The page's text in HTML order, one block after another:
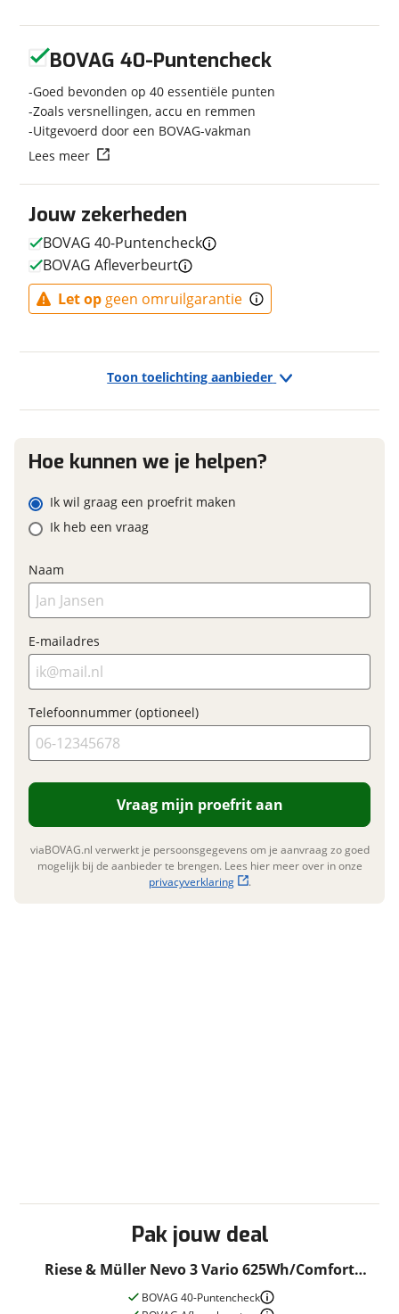
Techniek
Transmissie
Naaf
Kleur
Fabriekskleur
Pure White
Type remsysteem voor
Type primair remsysteem
achter
Schijfrem
Merk primair remsysteem
achter
MAGURA
Financieel
BTW/marge
Bijtellingspercentage
Nieuwprijs
€ 5.192,90
Garanties
BOVAG Garantie
Toon toelichting aanbieder
Pak jouw deal
Riese & Müller Nevo 3 Vario 625Wh/Comfort
Dames Pure White 51cm 2022
BOVAG 40-Puntencheck
viaBOVAG.nl verwerkt je persoonsgegevens om je aanvraag zo
goed mogelijk bij de aanbieder te brengen. Lees hier meer
over in onzeprivacyverklaring
Jouw zekerheden
BOVAG 40-Puntencheck
BOVAG Afleverbeurt
Let op geen omruilgarantie
BOVAG 40-Puntencheck
Goed bevonden op 40 essentiële punten
Zoals versnellingen, accu en remmen
Uitgevoerd door een BOVAG-vakman
Lees meer
Hoe kunnen we je helpen?
Ik wil graag een proefrit maken
Ik heb een vraag
Naam
E-mailadres
Telefoonnummer (optioneel)
Vraag mijn proefrit aan
viaBOVAG.nl verwerkt je persoonsgegevens om je aanvraag zo goed
mogelijk bij de aanbieder te brengen. Lees hier meer over in onze
privacyverklaring
.